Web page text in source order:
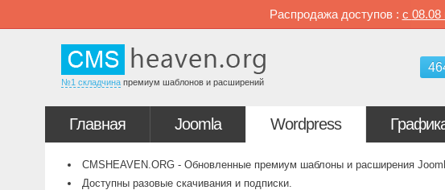
Распродажа доступов : с 08.08
№1 складчина премиум шаблонов и расширений
Главная Joomla Wordpress
CMSHEAVEN.ORG - Обновленные премиум шаблоны и расширения
Доступны разовые скачивания и подписки.